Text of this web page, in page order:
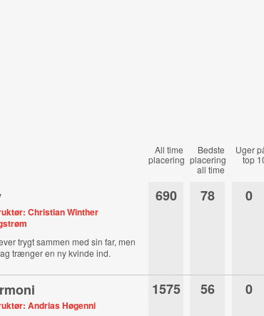
All time
placering
Bedste
placering
all time
Uger
top
Christian Winther
trygt sammen med sin far, men
trænger en ny kvinde ind.
690 78 0
Andrias Høgenni
1575 56 0